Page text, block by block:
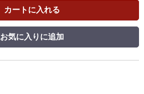
カートに入れる
お気に入りに追加